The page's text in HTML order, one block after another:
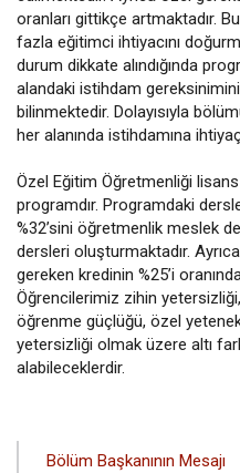
oranları gittikçe artmaktadır.
fazla eğitimci ihtiyacını
durum dikkate alındığında
alandaki istihdam
bilinmektedir. Dolayısıyla
her alanında istihdamına
Özel Eğitim Öğretmenliği lisans
programdır. Programdaki
%32’sini öğretmenlik meslek
dersleri oluşturmaktadır.
gereken kredinin %25’i
Öğrencilerimiz zihin
öğrenme güçlüğü, özel
yetersizliği olmak üzere altı
alabileceklerdir.
ANABölüm Başkanının Mesajı